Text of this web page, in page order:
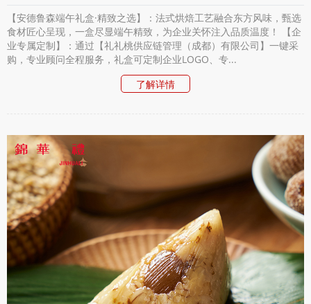
【安德鲁森端午礼盒·精致之选】：法式烘焙工艺融合东方风味，甄选
食材匠心呈现，一盒尽显端午精致，为企业关怀注入品质温度！ 【企
业专属定制】：通过【礼礼桃供应链管理（成都）有限公司】一键采
购，专业顾问全程服务，礼盒可定制企业LOGO、专...
了解详情